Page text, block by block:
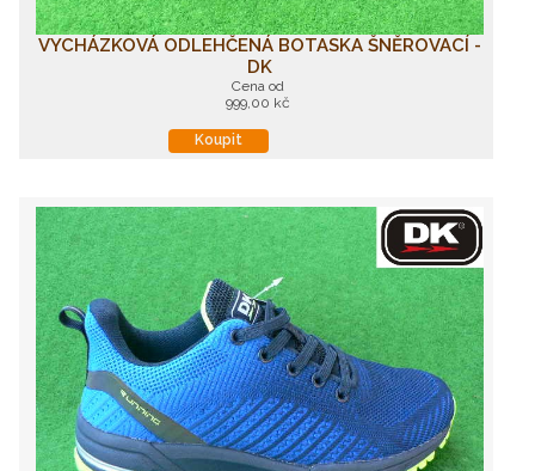
VYCHÁZKOVÁ ODLEHČENÁ BOTASKA ŠNĚROVACÍ -
DK
Cena od
999,00 kč
Koupit